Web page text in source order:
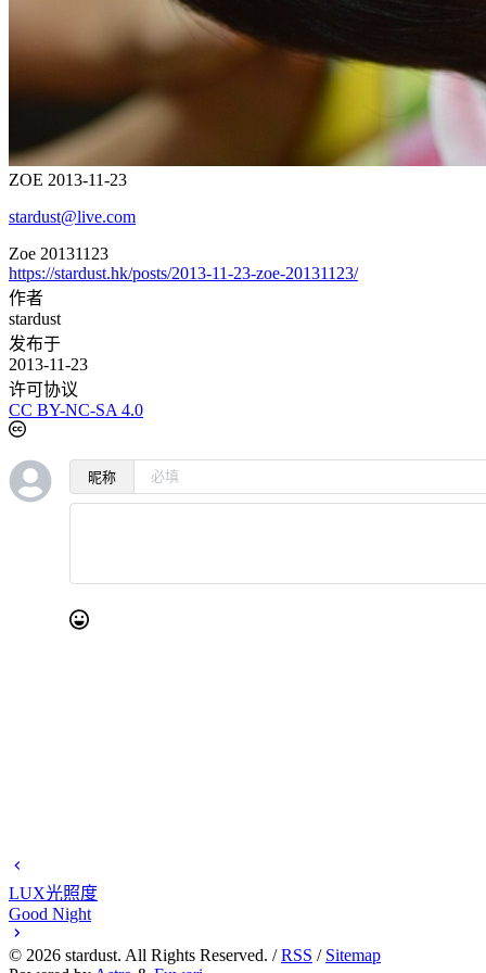
ZOE 2013-11-23
stardust@live.com
Zoe 20131123
https://stardust.hk/posts/2013-11-23-zoe-20131123/
作者
stardust
发布于
2013-11-23
许可协议
CC BY-NC-SA 4.0
昵称
LUX光照度
Good Night
© 2026 stardust. All Rights Reserved. /RSS / Sitemap